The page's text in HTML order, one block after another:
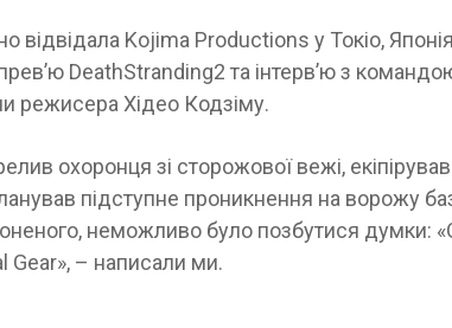
відвідала Kojima Productions у Токіо,
DeathStranding2 та інтерв’ю з
режисера Хідео Кодзіму.
охоронця зі сторожової вежі, екіпірував
підступне проникнення на ворожу
неможливо було позбутися думки:
Gear», – написали ми.